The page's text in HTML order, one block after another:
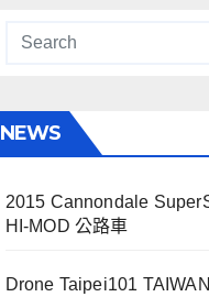
NEWS
2015 Cannondale
HI-MOD 公路車
Drone Taipei101